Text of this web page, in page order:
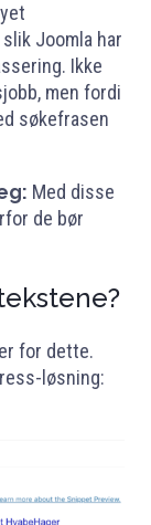
Joomla har
Ikke
men fordi
søkefrasen
Med disse
de bør
for dette.
løsning: